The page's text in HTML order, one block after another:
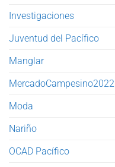
Investigaciones
Juventud del Pacífico
Manglar
MercadoCampesino2022
Moda
Nariño
OCAD Pacífico